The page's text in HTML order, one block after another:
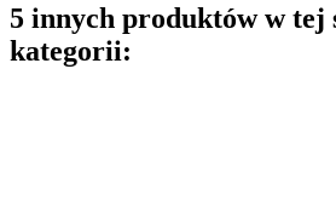
5 innych produktów w tej
kategorii: